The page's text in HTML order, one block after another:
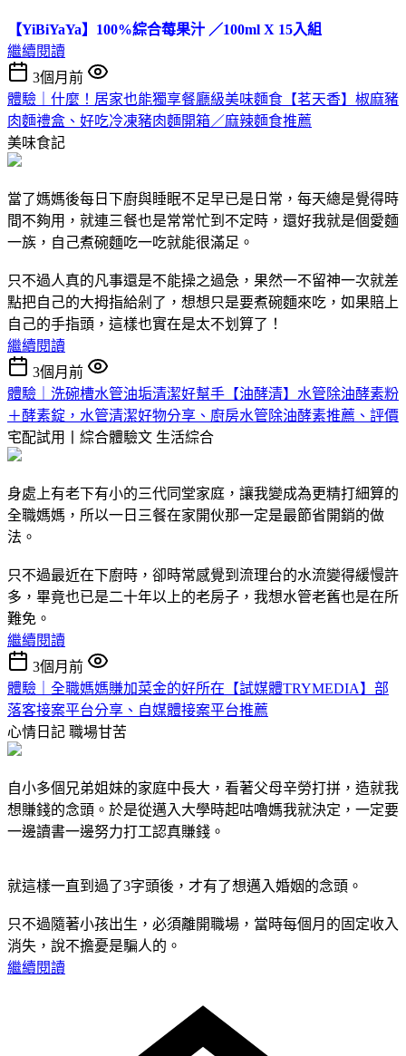
【YiBiYaYa】100%綜合莓果汁 ／100ml X 15入組
繼續閱讀
3個月前
體驗｜什麼！居家也能獨享餐廳級美味麵食【茗天香】椒麻豬
肉麵禮盒、好吃冷凍豬肉麵開箱／麻辣麵食推薦
美味食記
當了媽媽後每日下廚與睡眠不足早已是日常，每天總是覺得時
間不夠用，就連三餐也是常常忙到不定時，還好我就是個愛麵
一族，自己煮碗麵吃一吃就能很滿足。
只不過人真的凡事還是不能操之過急，果然一不留神一次就差
點把自己的大拇指給剁了，想想只是要煮碗麵來吃，如果賠上
自己的手指頭，這樣也實在是太不划算了！
繼續閱讀
3個月前
體驗｜洗碗槽水管油垢清潔好幫手【油酵清】水管除油酵素粉
＋酵素錠，水管清潔好物分享、廚房水管除油酵素推薦、評價
宅配試用丨綜合體驗文 生活綜合
身處上有老下有小的三代同堂家庭，讓我變成為更精打細算的
全職媽媽，所以一日三餐在家開伙那一定是最節省開銷的做
法。
只不過最近在下廚時，卻時常感覺到流理台的水流變得緩慢許
多，畢竟也已是二十年以上的老房子，我想水管老舊也是在所
難免。
繼續閱讀
3個月前
體驗｜全職媽媽賺加菜金的好所在【試媒體TRYMEDIA】部
落客接案平台分享、自媒體接案平台推薦
心情日記 職場甘苦
自小多個兄弟姐妹的家庭中長大，看著父母辛勞打拼，造就我
想賺錢的念頭。於是從邁入大學時起咕嚕媽我就決定，一定要
一邊讀書一邊努力打工認真賺錢。
就這樣一直到過了3字頭後，才有了想邁入婚姻的念頭。
只不過隨著小孩出生，必須離開職場，當時每個月的固定收入
消失，說不擔憂是騙人的。
繼續閱讀